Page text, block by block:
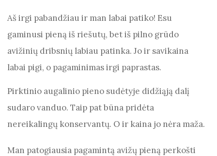
Aš irgi pabandžiau ir man labai patiko! Esu
gaminusi pieną iš riešutų, bet iš pilno grūdo
avižinių dribsnių labiau patinka. Jo ir savikaina
labai pigi, o pagaminimas irgi paprastas.
Pirktinio augalinio pieno sudėtyje didžiąją dalį
sudaro vanduo. Taip pat būna pridėta
nereikalingų konservantų. O ir kaina jo nėra maža.
Man patogiausia pagamintą avižų pieną perkošti